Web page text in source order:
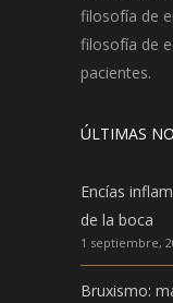
filosofía de
filosofía de
pacientes.
ÚLTIMAS
Encías
de la boca
1 septiembre,
Bruxismo: